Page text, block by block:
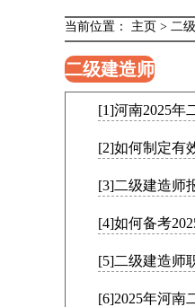
当前位置： 主页 > 二
二级建造师
[1]河南2025年
[2]如何制定有
[3]二级建造师
[4]如何备考
[5]二级建造师
[6]2025年河南